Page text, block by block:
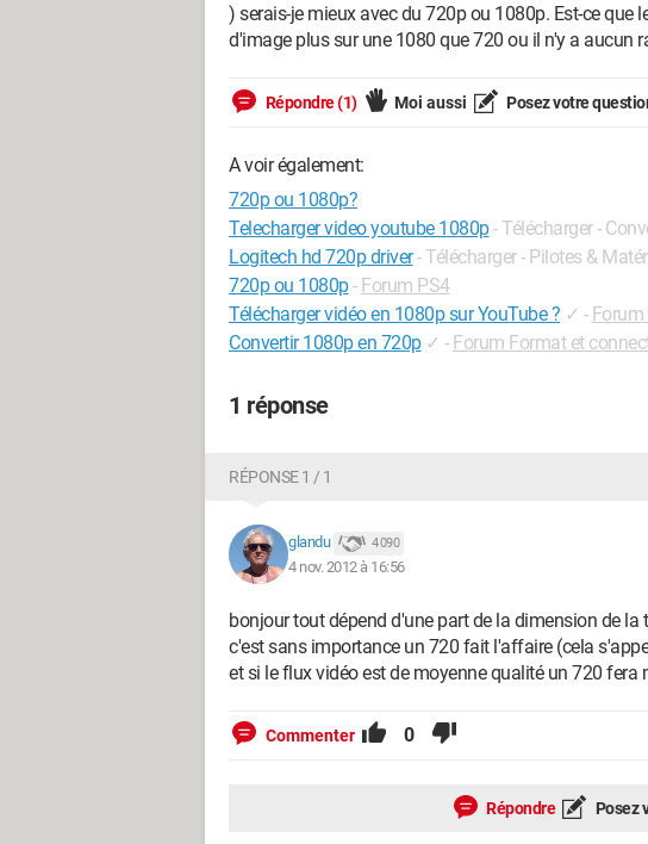
) serais-je mieux avec du 720p ou 1080p. Est-ce que
d'image plus sur une 1080 que 720 ou il n'y a aucun
Répondre (1) Moi aussi Posez votre
A voir également:
720p ou 1080p?
Telecharger video youtube 1080p- Télécharger -
Logitech hd 720p driver- Télécharger - Pilotes &
720p ou 1080p- Forum PS4
Télécharger vidéo en 1080p sur YouTube ? ✓ - Forum
Convertir 1080p en 720p ✓ - Forum Format et
1 réponse
RÉPONSE 1 / 1
glandu 4 090
4 nov. 2012 à 16:56
bonjour tout dépend d'une part de la dimension de la
c'est sans importance un 720 fait l'affaire (cela
et si le flux vidéo est de moyenne qualité un 720
Commenter 0
Répondre Posez